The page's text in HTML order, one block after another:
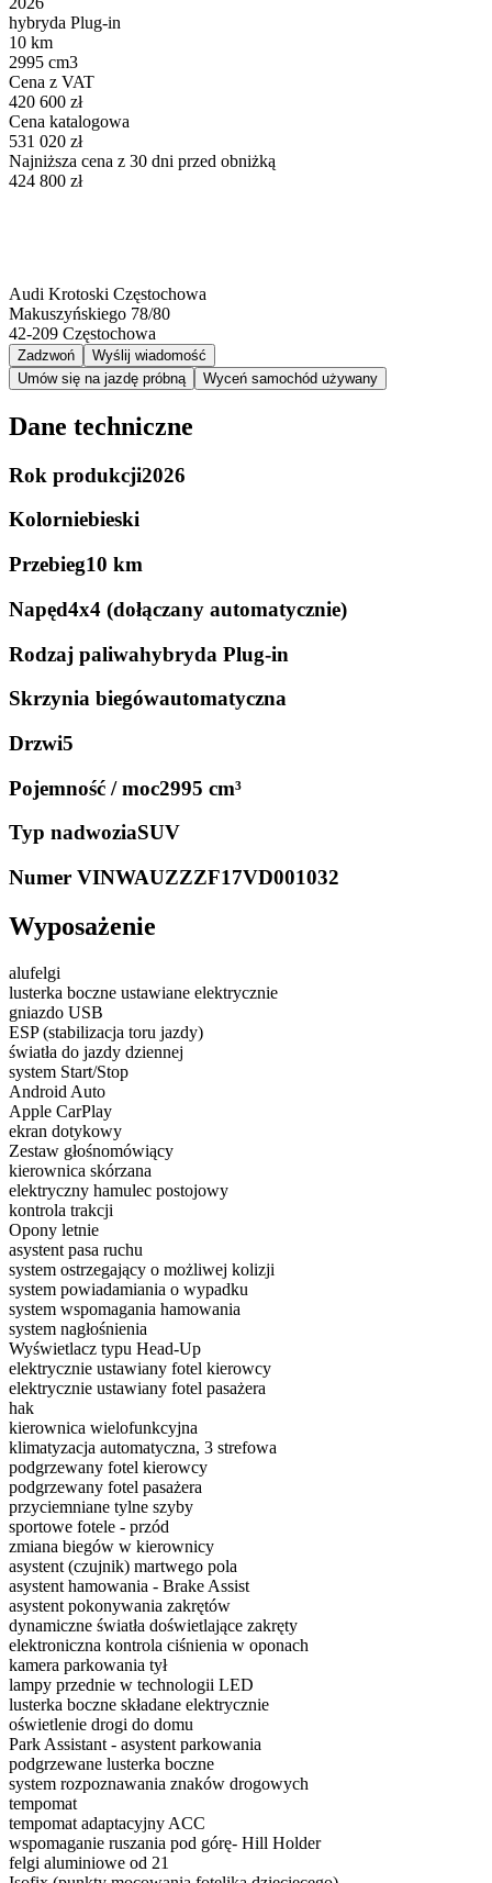
hybryda Plug-in
10 km
2995 cm3
Cena z VAT
420 600 zł
Cena katalogowa
531 020 zł
Najniższa cena z 30 dni przed obniżką
424 800 zł
Audi Krotoski Częstochowa
Makuszyńskiego 78/80
42-209 Częstochowa
Zadzwoń
Wyślij wiadomość
Umów się na jazdę próbną
Wyceń samochód używany
Dane techniczne
Rok produkcji2026
Kolorniebieski
Przebieg10 km
Napęd4x4 (dołączany automatycznie)
Rodzaj paliwahybryda Plug-in
Skrzynia biegówautomatyczna
Drzwi5
Pojemność / moc2995 cm³
Typ nadwoziaSUV
Numer VINWAUZZZF17VD001032
Wyposażenie
alufelgi
lusterka boczne ustawiane elektrycznie
gniazdo USB
ESP (stabilizacja toru jazdy)
światła do jazdy dziennej
system Start/Stop
Android Auto
Apple CarPlay
ekran dotykowy
Zestaw głośnomówiący
kierownica skórzana
elektryczny hamulec postojowy
kontrola trakcji
Opony letnie
asystent pasa ruchu
system ostrzegający o możliwej kolizji
system powiadamiania o wypadku
system wspomagania hamowania
system nagłośnienia
Wyświetlacz typu Head-Up
elektrycznie ustawiany fotel kierowcy
elektrycznie ustawiany fotel pasażera
hak
kierownica wielofunkcyjna
klimatyzacja automatyczna, 3 strefowa
podgrzewany fotel kierowcy
podgrzewany fotel pasażera
przyciemniane tylne szyby
sportowe fotele - przód
zmiana biegów w kierownicy
asystent (czujnik) martwego pola
asystent hamowania - Brake Assist
asystent pokonywania zakrętów
dynamiczne światła doświetlające zakręty
elektroniczna kontrola ciśnienia w oponach
kamera parkowania tył
lampy przednie w technologii LED
lusterka boczne składane elektrycznie
oświetlenie drogi do domu
Park Assistant - asystent parkowania
podgrzewane lusterka boczne
system rozpoznawania znaków drogowych
tempomat
tempomat adaptacyjny ACC
wspomaganie ruszania pod górę- Hill Holder
felgi aluminiowe od 21